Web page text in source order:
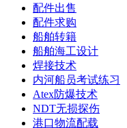
配件出售
配件求购
船舶转籍
船舶海工设计
焊接技术
内河船员考试练习
Atex防爆技术
NDT无损探伤
港口物流配载